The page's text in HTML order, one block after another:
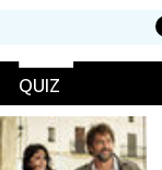
QUIZ